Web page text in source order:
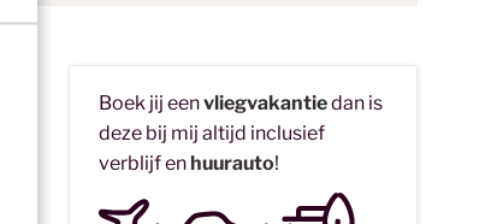
Boek jij eenvliegvakantiedan is
deze bij mij altijd inclusief
verblijf en huurauto!